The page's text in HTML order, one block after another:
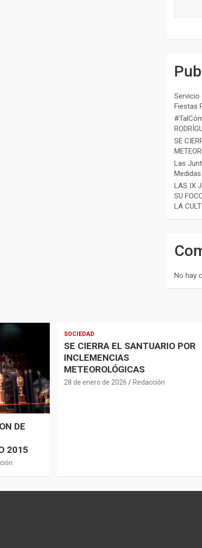
Servicio
Fiestas
SE
Las
LAS IX
SU
LA
No hay
DE
2015
SOCIEDAD
SE CIERRA EL SANTUARIO POR
INCLEMENCIAS
METEOROLÓGICAS
28 de enero de 2026 Redacción